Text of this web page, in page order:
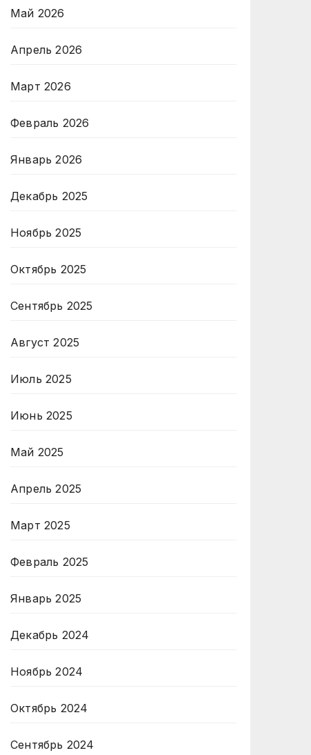
Май 2026
Апрель 2026
Март 2026
Февраль 2026
Январь 2026
Декабрь 2025
Ноябрь 2025
Октябрь 2025
Сентябрь 2025
Август 2025
Июль 2025
Июнь 2025
Май 2025
Апрель 2025
Март 2025
Февраль 2025
Январь 2025
Декабрь 2024
Ноябрь 2024
Октябрь 2024
Сентябрь 2024